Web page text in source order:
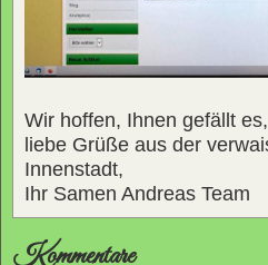
Wir hoffen, Ihnen gefällt es,
liebe Grüße aus der
Innenstadt,
Ihr Samen Andreas Team
Kommentare